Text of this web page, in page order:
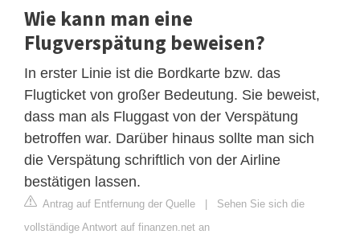
Wie kann man eine
Flugverspätung beweisen?
In erster Linie ist die Bordkarte bzw. das
Flugticket von großer Bedeutung. Sie beweist,
dass man als Fluggast von der Verspätung
betroffen war. Darüber hinaus sollte man sich
die Verspätung schriftlich von der Airline
bestätigen lassen.
Antrag auf Entfernung der Quelle | Sehen Sie sich die
vollständige Antwort auf finanzen.net an